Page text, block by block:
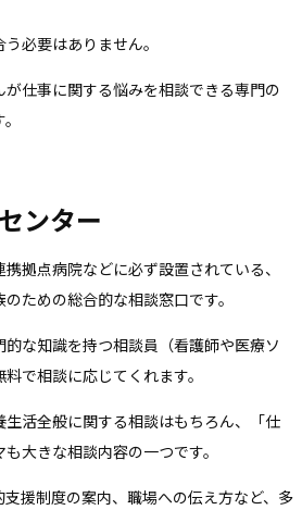
必要はありません。
仕事に関する悩みを相談できる専門の
ンター
拠点病院などに必ず設置されている、
ための総合的な相談窓口です。
な知識を持つ相談員（看護師や医療ソ
で相談に応じてくれます。
活全般に関する相談はもちろん、「仕
大きな相談内容の一つです。
援制度の案内、職場への伝え方など、多